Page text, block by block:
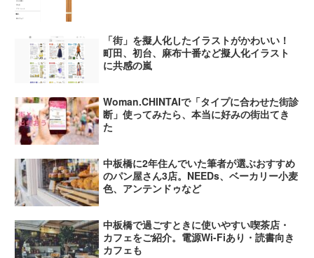
「街」を擬人化したイラストがかわいい！
町田、初台、麻布十番など擬人化イラスト
に共感の嵐
Woman.CHINTAIで「タイプに合わせた街診
断」使ってみたら、本当に好みの街出てき
た
中板橋に2年住んでいた筆者が選ぶおすすめ
のパン屋さん3店。NEEDs、ベーカリー小麦
色、アンテンドゥなど
中板橋で過ごすときに使いやすい喫茶店・
カフェをご紹介。電源Wi-Fiあり・読書向き
カフェも